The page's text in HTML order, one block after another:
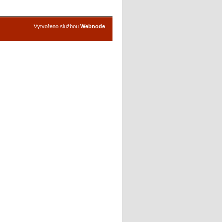
Vytvořeno službou Webnode